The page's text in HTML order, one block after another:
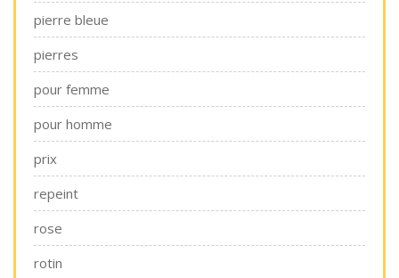
pierre bleue
pierres
pour femme
pour homme
prix
repeint
rose
rotin